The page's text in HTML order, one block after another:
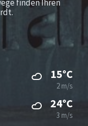
finden Ihren
15°C
2 m/s
24°C
3 m/s